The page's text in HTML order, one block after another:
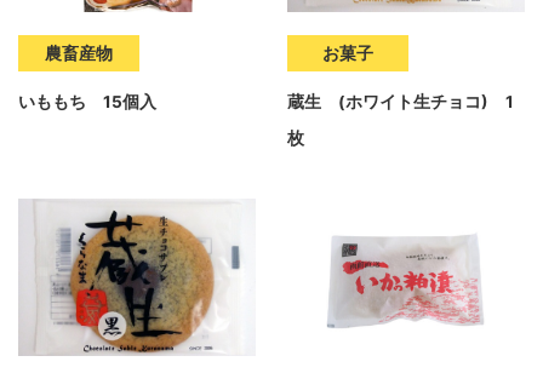
農畜産物
いももち 15個入
お菓子
蔵生 (ホワイト生チョコ) 1
枚